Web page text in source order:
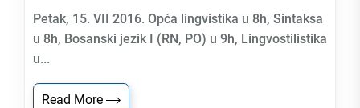
Petak, 15. VII 2016. Opća lingvistika u 8h, Sintaksa
u 8h, Bosanski jezik I (RN, PO) u 9h, Lingvostilistika
u...
Read More